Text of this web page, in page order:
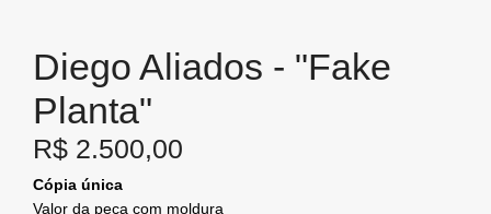
Diego Aliados - "Fake
Planta"
R$ 2.500,00
Cópia única
Valor da peça com moldura